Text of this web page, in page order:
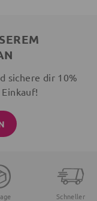
sichere dir 10%
Schneller